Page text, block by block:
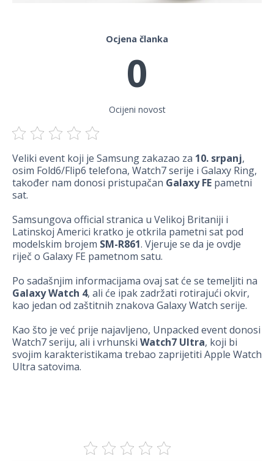
Ocjena članka
0
Ocijeni novost
Veliki event koji je Samsung zakazao za 10. srpanj,
osim Fold6/Flip6 telefona, Watch7 serije i Galaxy Ring,
također nam donosi pristupačan Galaxy FE pametni
sat.
Samsungova official stranica u Velikoj Britaniji i
Latinskoj Americi kratko je otkrila pametni sat pod
modelskim brojem SM-R861. Vjeruje se da je ovdje
riječ o Galaxy FE pametnom satu.
Po sadašnjim informacijama ovaj sat će se temeljiti na
Galaxy Watch 4, ali će ipak zadržati rotirajući okvir,
kao jedan od zaštitnih znakova Galaxy Watch serije.
Kao što je već prije najavljeno, Unpacked event donosi
Watch7 seriju, ali i vrhunski Watch7 Ultra, koji bi
svojim karakteristikama trebao zaprijetiti Apple Watch
Ultra satovima.